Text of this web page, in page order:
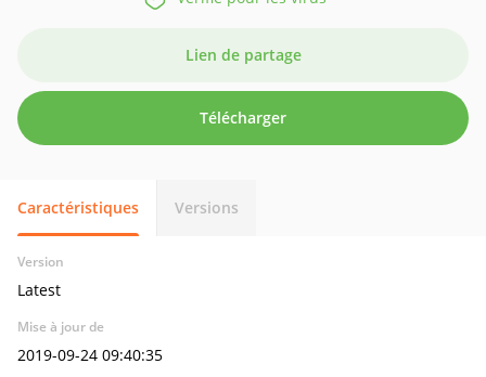
Lien de partage
Télécharger
Caractéristiques Versions
Version
Latest
Mise à jour de
2019-09-24 09:40:35